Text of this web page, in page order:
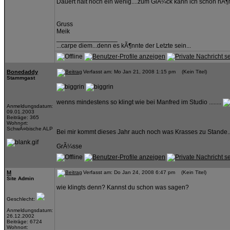
Dauert halt noch ein wenig....zum GlÃ¼ck kann ich schon
Gruss
Meik
...carpe diem...denn es kÃ¶nnte der Letzte sein...
Bonedaddy
Stammgast
Anmeldungsdatum:
09.01.2003
Beiträge: 365
Wohnort:
SchwÃ¤bische ALP
Verfasst am: Mo Jan 21, 2008 1:15 pm (Kein Titel)
wenns mindestens so klingt wie bei Manfred im Studio ........
Bei mir kommt dieses Jahr auch noch was Krasses zu
GrÃ¼sse
M
Site Admin
Geschlecht:
Anmeldungsdatum:
26.12.2002
Beiträge: 6724
Wohnort:
Verfasst am: Do Jan 24, 2008 6:47 pm (Kein Titel)
wie klingts denn? Kannst du schon was sagen?